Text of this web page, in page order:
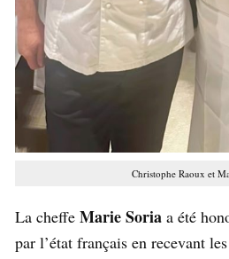
Christophe Raoux et
La cheffe Marie Soria a été
par l’état français en recevant